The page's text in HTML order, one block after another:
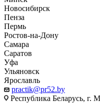
Новосибирск
Пенза
Пермь
Ростов-на-Дону
Самара
Саратов
Уфа
Ульяновск
Ярославль
practik@pr52.by
Республика Беларусь, г.